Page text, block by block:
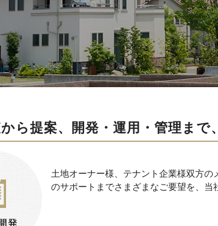
ら提案、開発・運用・管理ま
土地オーナー様、テナント企業様双方
のサポートまでさまざまなご要望を、当